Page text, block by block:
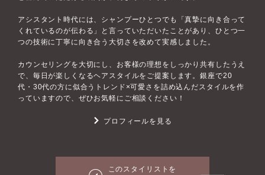
アシスタント時代には、シャンプーひとつでも「真摯に向き合って
くれているのが伝わる」と言っていただいたことがあり、ひとつ一
つの技術に丁寧に向き合う大切さを改めて実感しました。
カウンセリングを大切にし、お客様の理想をしっかり共有したうえ
で、毎日が楽しくなるヘアスタイルをご提案します。銀座で20
代・30代の方に似合うトレンド×可愛さを詰め込んだスタイルを作
っていますので、ぜひお気軽にご相談ください！
プロフィールを見る
このスタイリストを